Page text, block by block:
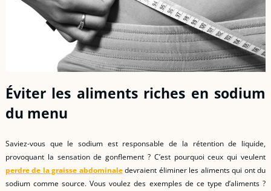
Éviter les aliments riches en sodium
du menu
Saviez-vous que le sodium est responsable de la rétention de liquide,
provoquant la sensation de gonflement ? C’est pourquoi ceux qui veulent
perdre de la graisse abdominaledevraient éliminer les aliments qui ont du
sodium comme source. Vous voulez des exemples de ce type d’aliments ?